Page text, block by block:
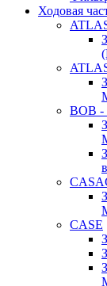
Ходовая
BOB -
CASE